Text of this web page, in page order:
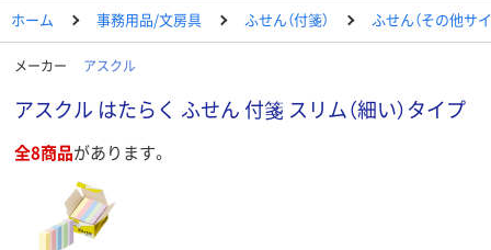
ホーム 事務用品/文房具 ふせん（付箋） ふせん（その他サイ
メーカー アスクル
アスクル はたらく ふせん 付箋 スリム（細い）タイプ
全8商品があります。